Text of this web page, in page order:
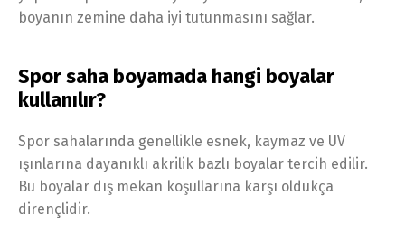
boyanın zemine daha iyi tutunmasını sağlar.
Spor saha boyamada hangi boyalar
kullanılır?
Spor sahalarında genellikle esnek, kaymaz ve UV
ışınlarına dayanıklı akrilik bazlı boyalar tercih edilir.
Bu boyalar dış mekan koşullarına karşı oldukça
dirençlidir.